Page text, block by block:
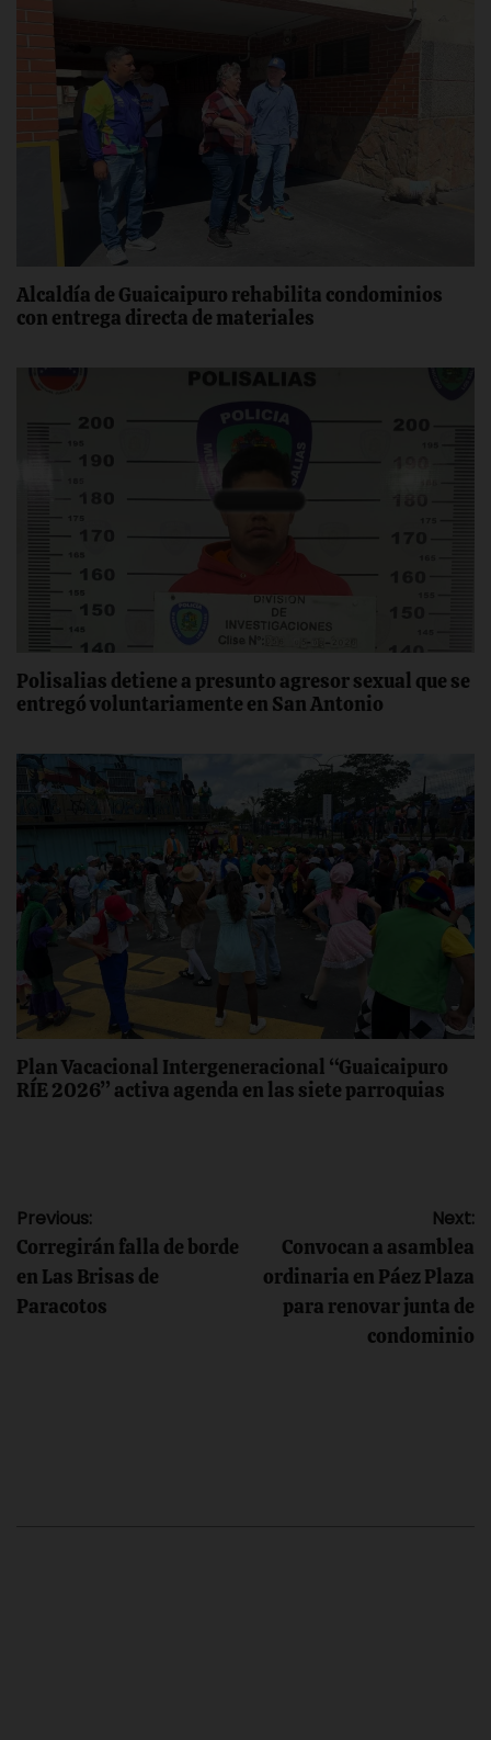
Alcaldía de Guaicaipuro rehabilita condominios
con entrega directa de materiales
Polisalias detiene a presunto agresor sexual que se
entregó voluntariamente en San Antonio
Plan Vacacional Intergeneracional “Guaicaipuro
RÍE 2026” activa agenda en las siete parroquias
Navegación
de
entradas
Previous:
Corregirán falla de borde
en Las Brisas de
Paracotos
Next:
Convocan a asamblea
ordinaria en Páez Plaza
para renovar junta de
condominio